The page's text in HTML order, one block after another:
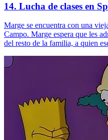
14. Lucha de clases en
Marge se encuentra con una
Campo. Marge espera que les
del resto de la familia, a quien